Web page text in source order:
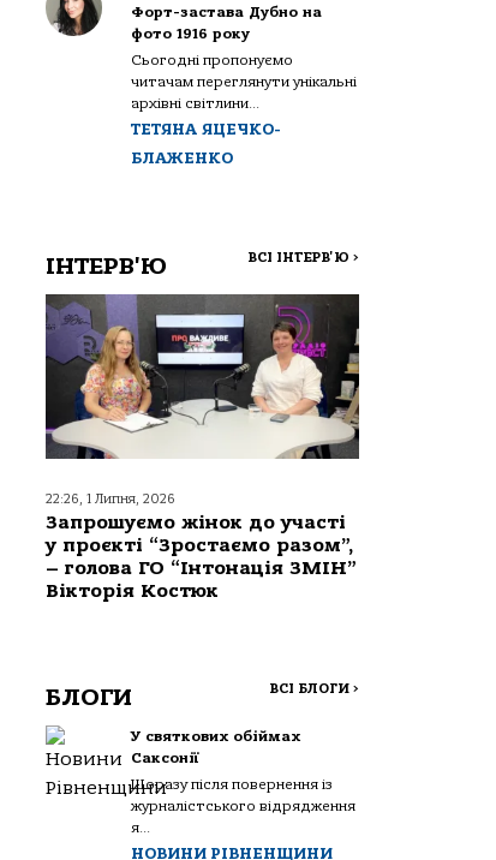
Форт-застава Дубно на
фото 1916 року
Сьогодні пропонуємо
читачам переглянути унікальні
архівні світлини...
ТЕТЯНА ЯЦЕЧКО-
БЛАЖЕНКО
ІНТЕРВ'Ю ВСІ ІНТЕРВ'Ю >
22:26, 1 Липня, 2026
Запрошуємо жінок до участі
у проєкті “Зростаємо разом”,
– голова ГО “Інтонація ЗМІН”
Вікторія Костюк
БЛОГИ ВСІ БЛОГИ >
У святкових обіймах
Саксонії
Щоразу після повернення із
журналістського відрядження
я...
НОВИНИ РІВНЕНЩИНИ